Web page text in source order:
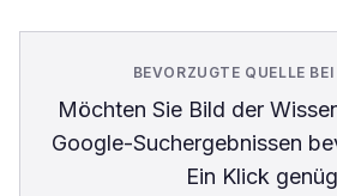
BEVORZUGTE QUELLE
Möchten Sie Bild der
Google-Suchergebnissen
Ein Klick